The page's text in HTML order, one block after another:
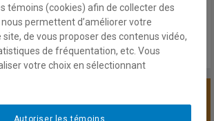
CHAIRE
témoins (cookies) afin de collecter des
permettent d’améliorer votre
site, de vous proposer des contenus vidéo,
de fréquentation, etc. Vous
votre choix en sélectionnant
Autoriser les témoins